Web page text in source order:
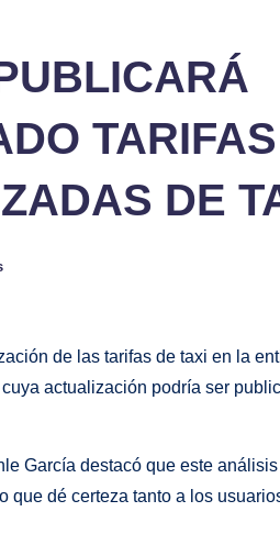
TARIFAS
DE
de las tarifas de taxi en la
actualización podría ser
García destacó que este
que dé certeza tanto a los